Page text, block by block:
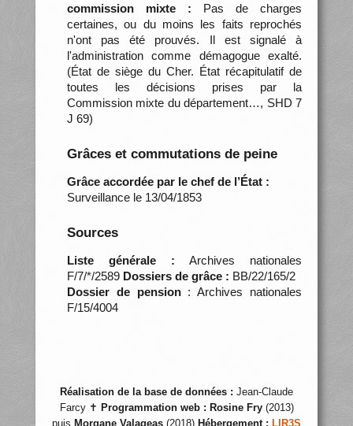
commission mixte : Pas de charges
certaines, ou du moins les faits reprochés
n'ont pas été prouvés. Il est signalé à
l'administration comme démagogue exalté.
(État de siège du Cher. État récapitulatif de
toutes les décisions prises par la
Commission mixte du département…, SHD 7
J 69)
Grâces et commutations de peine
Grâce accordée par le chef de l’État :
Surveillance le 13/04/1853
Sources
Liste générale : Archives nationales
F/7/*/2589 Dossiers de grâce : BB/22/165/2
Dossier de pension: Archives nationales
F/15/4004
Réalisation de la base de données : Jean-Claude
Farcy ✝ Programmation web : Rosine Fry(2013)
puis Morgane Valageas (2018) Hébergement : LIR3S